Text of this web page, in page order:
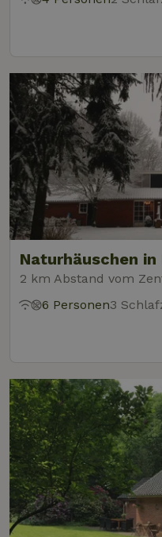
Naturhäuschen in
2 km Abstand vom
6 Personen3